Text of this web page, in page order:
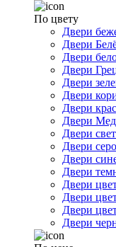
По цвету
Двери
Двери
Двери
Двери
Двери
Двери
Двери
Двери
Двери
Двери
Двери
Двери
Двери
Двери
Двери
Двери